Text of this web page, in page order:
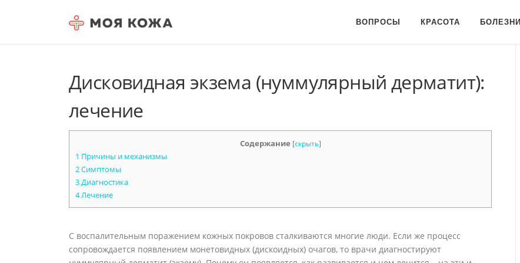
ВОПРОСЫ КРАСОТА БОЛЕЗНИ
Дисковидная экзема (нуммулярный дерматит):
лечение
Содержание [скрыть]
1 Причины и механизмы
2Симптомы
3Диагностика
4Лечение
С воспалительным поражением кожных покровов сталкиваются многие люди. Если же процесс
сопровождается появлением монетовидных (дискоидных) очагов, то врачи диагностируют